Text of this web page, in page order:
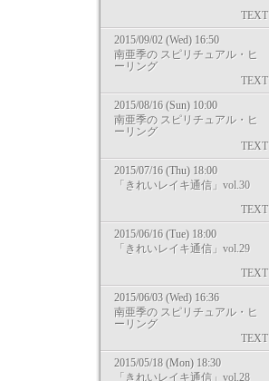
TEXT
2015/09/02 (Wed) 16:50
南亜季の スピリチュアル・ヒ
ーリング
TEXT
2015/08/16 (Sun) 10:00
南亜季の スピリチュアル・ヒ
ーリング
TEXT
2015/07/16 (Thu) 18:00
「きれいレイキ通信」vol.30
TEXT
2015/06/16 (Tue) 18:00
「きれいレイキ通信」vol.29
TEXT
2015/06/03 (Wed) 16:36
南亜季の スピリチュアル・ヒ
ーリング
TEXT
2015/05/18 (Mon) 18:30
「きれいレイキ通信」vol.28